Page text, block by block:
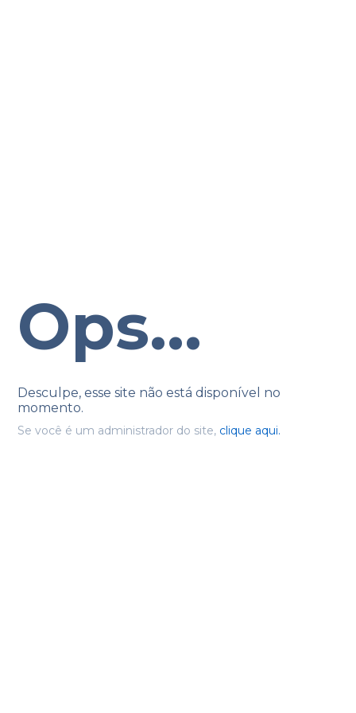
Ops...
Desculpe, esse site não está disponível no
momento.
Se você é um administrador do site, clique aqui.